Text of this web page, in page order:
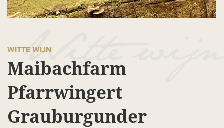
WITTE WIJN
Maibachfarm
Pfarrwingert
Grauburgunder